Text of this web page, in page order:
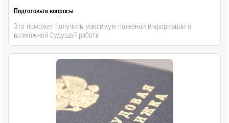
Подготовьте вопросы
Это поможет получить максимум полезной информации о
возможной будущей работе